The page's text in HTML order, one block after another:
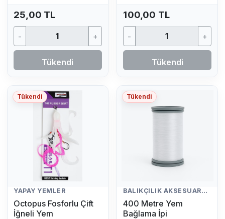
25,00 TL
- +
Tükendi
100,00 TL
- +
Tükendi
Tükendi
YAPAY YEMLER
Octopus Fosforlu Çift
İğneli Yem
Tükendi
BALIKÇILIK AKSESUARLARI
400 Metre Yem
Bağlama İpi